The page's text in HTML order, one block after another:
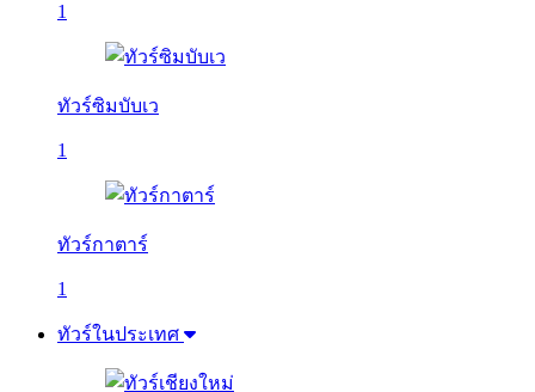
1
ทัวร์ซิมบับเว
1
ทัวร์กาตาร์
1
ทัวร์ในประเทศ